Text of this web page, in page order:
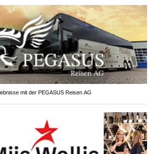
mit der PEGASUS Reisen AG